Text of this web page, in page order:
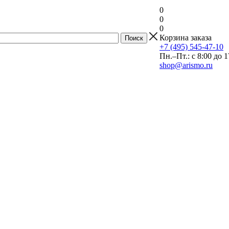
0
0
0
Корзина заказа
+7 (495) 545-47-10
Пн.–Пт.: с 8:00 до
shop@arismo.ru